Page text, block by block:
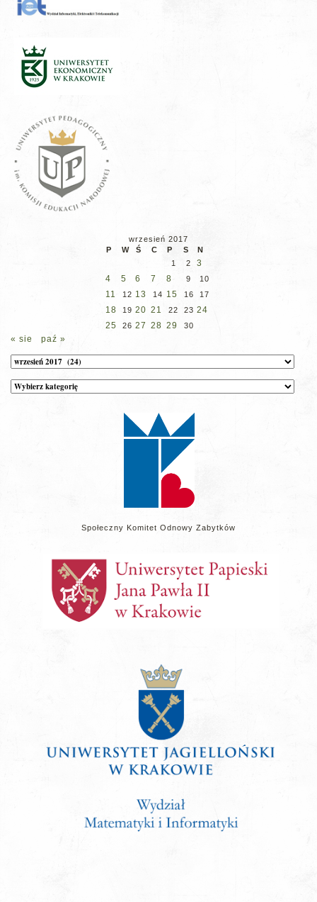
wrzesień 2017
P
W Ś C P S
N
1
2
3
4
5 6 7 8 9 10
11 12 13 14 15 16 17
18 19 20 21 22 23 24
25
26 27 28 29 30
« sie paź »
Archiwum
Kategorie
wpisów
Społeczny Komitet Odnowy Zabytków